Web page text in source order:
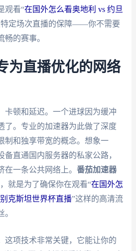
观看“在国外怎么看奥地利 vs 约旦
特定场次直播的保障——你不需要
的赛事。
为直播优化的网络
卡顿和延迟。一个进球因为缓冲
了。专业的加速器为此做了深度
制和独享带宽的概念。想象一
备直通国内服务器的私家公路，
一条公共网络上。 番茄加速器
就是为了确保你在观看“在国外怎
克斯坦世界杯直播”这样的高清流
这项技术非常关键，它能让你的